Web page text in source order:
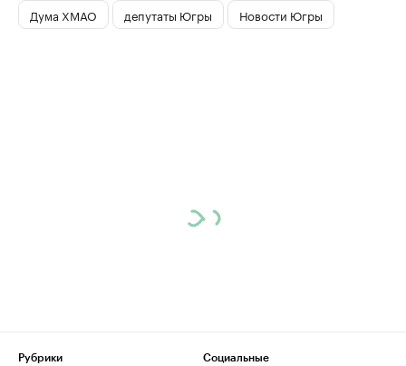
Дума ХМАО депутаты Югры Новости Югры
Рубрики
Социальные